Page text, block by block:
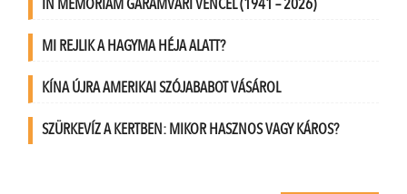
MI REJLIK A HAGYMA HÉJA ALATT?
KÍNA ÚJRA AMERIKAI SZÓJABABOT VÁSÁROL
SZÜRKEVÍZ A KERTBEN: MIKOR HASZNOS VAGY KÁROS?